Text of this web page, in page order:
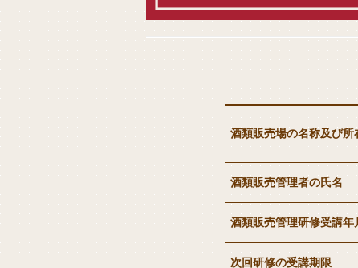
酒類販売場の名称及び所
酒類販売管理者の氏名
酒類販売管理研修受講年
次回研修の受講期限